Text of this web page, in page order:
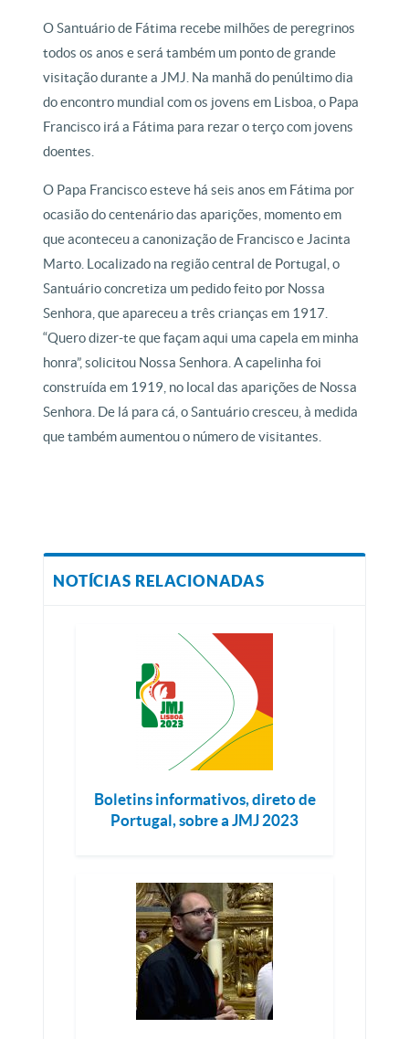
O Santuário de Fátima recebe milhões de peregrinos
todos os anos e será também um ponto de grande
visitação durante a JMJ. Na manhã do penúltimo dia
do encontro mundial com os jovens em Lisboa, o Papa
Francisco irá a Fátima para rezar o terço com jovens
doentes.
O Papa Francisco esteve há seis anos em Fátima por
ocasião do centenário das aparições, momento em
que aconteceu a canonização de Francisco e Jacinta
Marto. Localizado na região central de Portugal, o
Santuário concretiza um pedido feito por Nossa
Senhora, que apareceu a três crianças em 1917.
“Quero dizer-te que façam aqui uma capela em minha
honra”, solicitou Nossa Senhora. A capelinha foi
construída em 1919, no local das aparições de Nossa
Senhora. De lá para cá, o Santuário cresceu, à medida
que também aumentou o número de visitantes.
NOTÍCIAS RELACIONADAS
Boletins informativos, direto de
Portugal, sobre a JMJ 2023